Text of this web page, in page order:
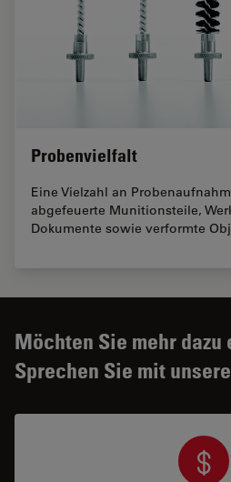
Probenvielfalt
Eine Vielzahl an
abgefeuerte Munitionsteile,
Dokumente sowie verformte
Möchten Sie mehr dazu
Sprechen Sie mit